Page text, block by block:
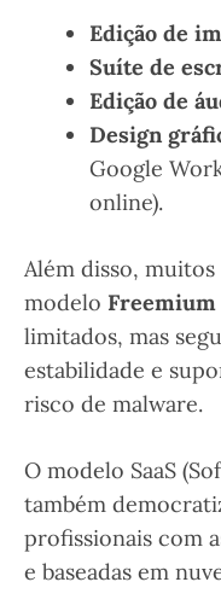
Edição de
Suíte de
Edição de
Design
Google
online).
Além disso,
modelo Freemium
limitados, mas
estabilidade e
risco de malware.
O modelo SaaS
também
profissionais com
e baseadas em